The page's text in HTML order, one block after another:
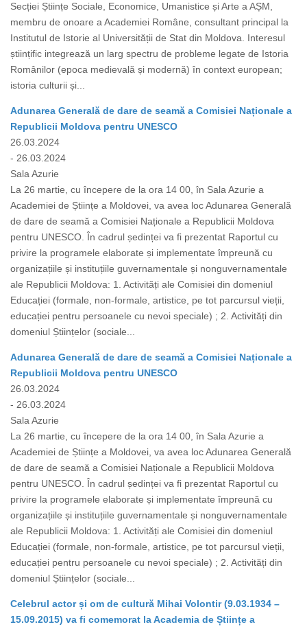
Secției Științe Sociale, Economice, Umanistice și Arte a AȘM,
membru de onoare a Academiei Române, consultant principal la
Institutul de Istorie al Universității de Stat din Moldova. Interesul
științific integrează un larg spectru de probleme legate de Istoria
Românilor (epoca medievală și modernă) în context european;
istoria culturii și...
Adunarea Generală de dare de seamă a Comisiei Naționale a
Republicii Moldova pentru UNESCO
26.03.2024
- 26.03.2024
Sala Azurie
La 26 martie, cu începere de la ora 14 00, în Sala Azurie a
Academiei de Științe a Moldovei, va avea loc Adunarea Generală
de dare de seamă a Comisiei Naționale a Republicii Moldova
pentru UNESCO. În cadrul ședinței va fi prezentat Raportul cu
privire la programele elaborate și implementate împreună cu
organizațiile și instituțiile guvernamentale și nonguvernamentale
ale Republicii Moldova: 1. Activități ale Comisiei din domeniul
Educației (formale, non-formale, artistice, pe tot parcursul vieții,
educației pentru persoanele cu nevoi speciale) ; 2. Activități din
domeniul Științelor (sociale...
Adunarea Generală de dare de seamă a Comisiei Naționale a
Republicii Moldova pentru UNESCO
26.03.2024
- 26.03.2024
Sala Azurie
La 26 martie, cu începere de la ora 14 00, în Sala Azurie a
Academiei de Științe a Moldovei, va avea loc Adunarea Generală
de dare de seamă a Comisiei Naționale a Republicii Moldova
pentru UNESCO. În cadrul ședinței va fi prezentat Raportul cu
privire la programele elaborate și implementate împreună cu
organizațiile și instituțiile guvernamentale și nonguvernamentale
ale Republicii Moldova: 1. Activități ale Comisiei din domeniul
Educației (formale, non-formale, artistice, pe tot parcursul vieții,
educației pentru persoanele cu nevoi speciale) ; 2. Activități din
domeniul Științelor (sociale...
Celebrul actor și om de cultură Mihai Volontir (9.03.1934 –
15.09.2015) va fi comemorat la Academia de Științe a